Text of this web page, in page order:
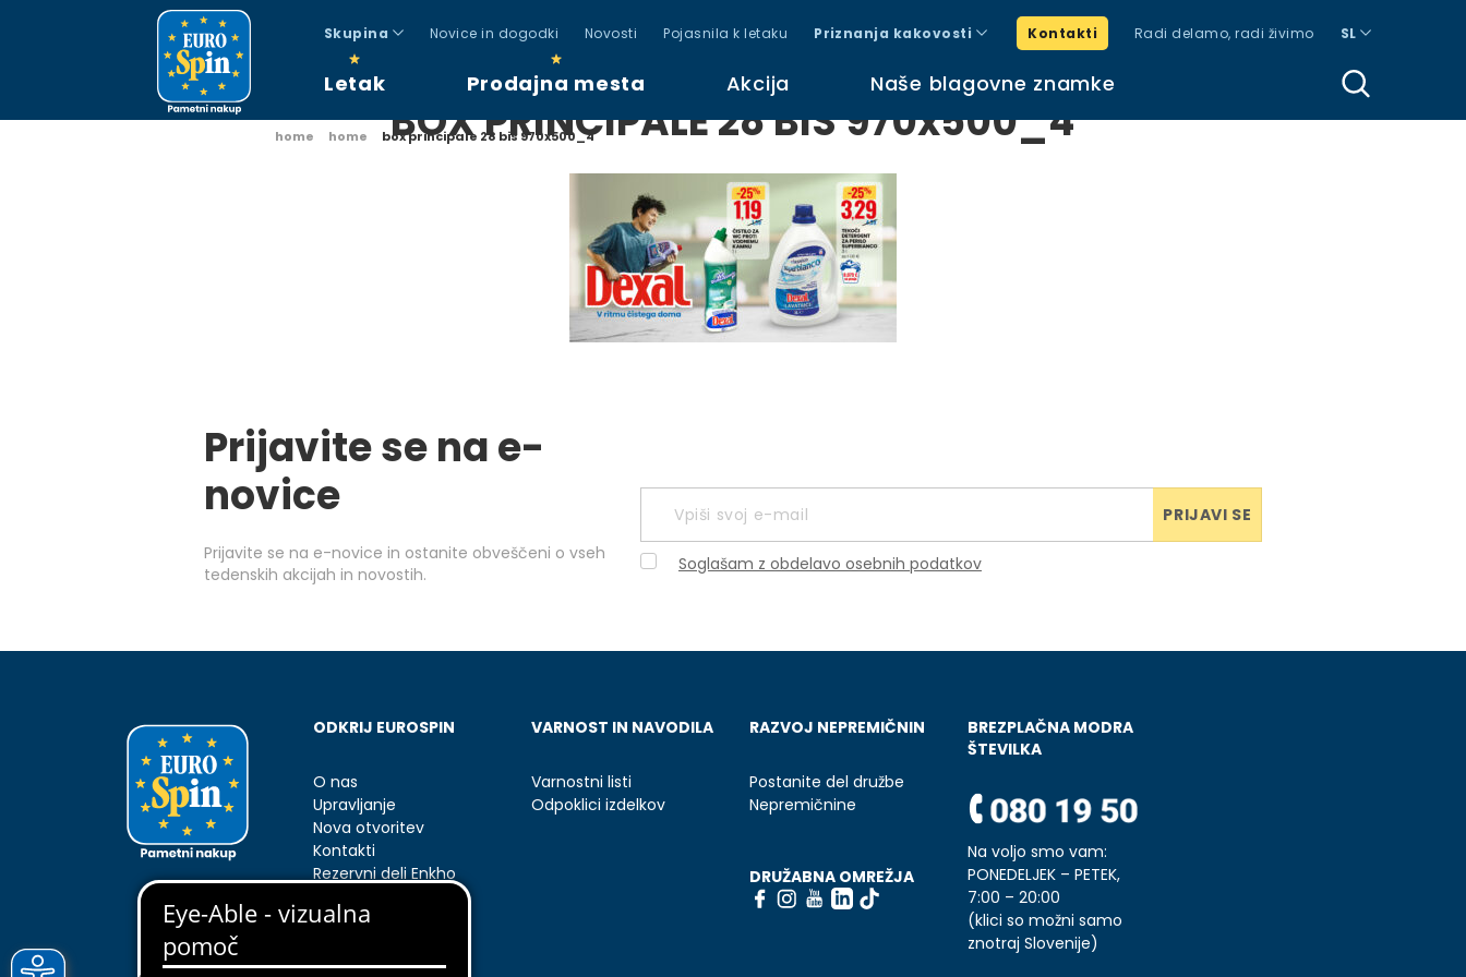
Skupina Novice in dogodki Novosti Pojasnila k letaku Priznanja kakovosti Kontakti Radi delamo, radi živimo SL
Letak Prodajna mesta Akcija Naše blagovne znamke
home home box principale 28 bis 970x500_4
BOX PRINCIPALE 28 BIS 970x500_4
Prijavite se na e-
novice
Prijavite se na e-novice in ostanite obveščeni o vseh
tedenskih akcijah in novostih.
PRIJAVI SE
Soglašam z obdelavo osebnih podatkov
ODKRIJ EUROSPIN
O nas
Upravljanje
Nova otvoritev
Kontakti
Rezervni deli Enkho
VARNOST IN NAVODILA
Varnostni listi
Odpoklici izdelkov
RAZVOJ NEPREMIČNIN
Postanite del družbe
Nepremičnine
DRUŽABNA OMREŽJA
BREZPLAČNA MODRA
ŠTEVILKA
Na voljo smo vam:
PONEDELJEK – PETEK,
7:00 – 20:00
(klici so možni samo
znotraj Slovenije)